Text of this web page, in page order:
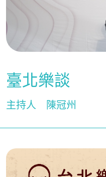
臺北樂談
主持人 陳冠州